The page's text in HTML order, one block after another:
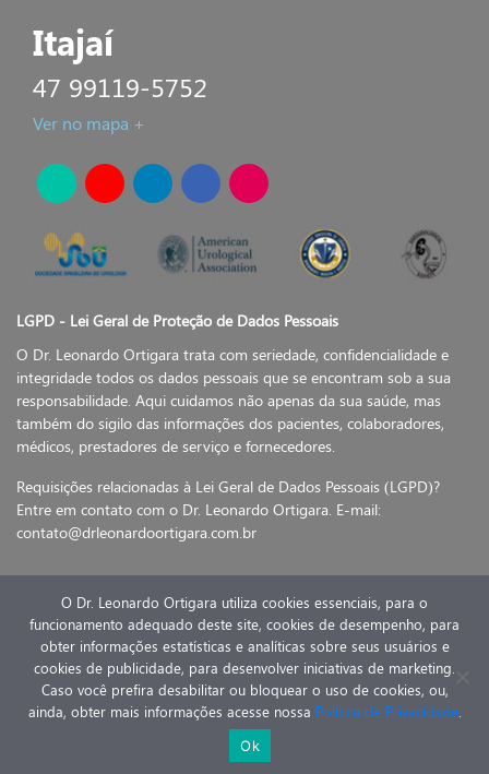
Agende sua consulta
Itajaí
47 99119-5752
Ver no mapa +
LGPD - Lei Geral de Proteção de Dados Pessoais
O Dr. Leonardo Ortigara trata com seriedade, confidencialidade e
integridade todos os dados pessoais que se encontram sob a sua
responsabilidade. Aqui cuidamos não apenas da sua saúde, mas
também do sigilo das informações dos pacientes, colaboradores,
médicos, prestadores de serviço e fornecedores.
Requisições relacionadas à Lei Geral de Dados Pessoais (LGPD)?
Entre em contato com o Dr. Leonardo Ortigara. E-mail:
contato@drleonardoortigara.com.br
© 2020 Dr Leonardo Ortigara - Todos os direitos reservados
- Desenvolvido porE-saúde
O Dr. Leonardo Ortigara utiliza cookies essenciais, para o
funcionamento adequado deste site, cookies de desempenho, para
obter informações estatísticas e analíticas sobre seus usuários e
cookies de publicidade, para desenvolver iniciativas de marketing.
Caso você prefira desabilitar ou bloquear o uso de cookies, ou,
ainda, obter mais informações acesse nossa Política de Privacidade.
Ok